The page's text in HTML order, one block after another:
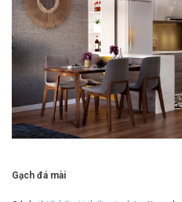
Gạch đá mài